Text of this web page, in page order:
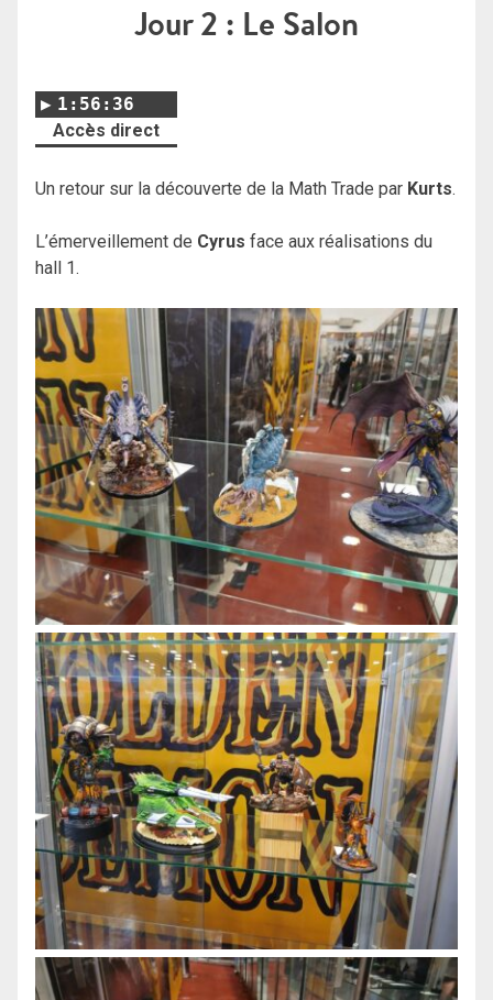
Jour 2 : Le Salon
1:56:36
Accès direct
Un retour sur la découverte de la Math Trade par Kurts.
L’émerveillement de Cyrus face aux réalisations du
hall 1.